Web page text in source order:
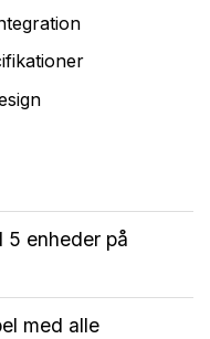
5 enheder på
med alle